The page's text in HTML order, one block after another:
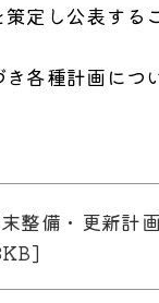
定し公表する
各種計画につ
整備・更新計